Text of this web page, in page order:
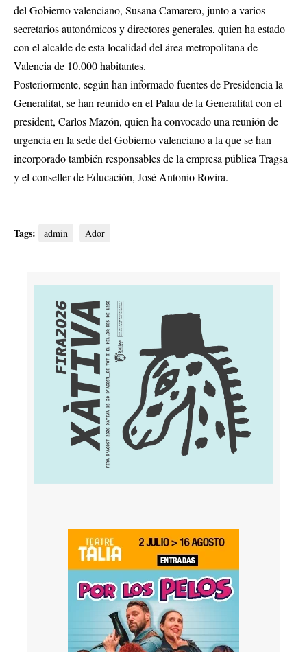
del Gobierno valenciano, Susana Camarero, junto a varios
secretarios autonómicos y directores generales, quien ha estado
con el alcalde de esta localidad del área metropolitana de
Valencia de 10.000 habitantes.
Posteriormente, según han informado fuentes de Presidencia la
Generalitat, se han reunido en el Palau de la Generalitat con el
president, Carlos Mazón, quien ha convocado una reunión de
urgencia en la sede del Gobierno valenciano a la que se han
incorporado también responsables de la empresa pública Tragsa
y el conseller de Educación, José Antonio Rovira.
Tags: admin Ador